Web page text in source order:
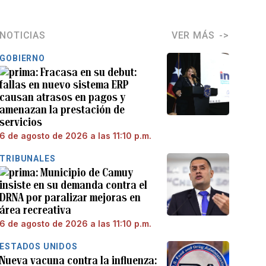
NOTICIAS VER MÁS
GOBIERNO
Fracasa en su debut:
fallas en nuevo sistema ERP
causan atrasos en pagos y
amenazan la prestación de
servicios
6 de agosto de 2026 a las 11:10 p.m.
TRIBUNALES
Municipio de Camuy
insiste en su demanda contra el
DRNA por paralizar mejoras en
área recreativa
6 de agosto de 2026 a las 11:10 p.m.
ESTADOS UNIDOS
Nueva vacuna contra la influenza: